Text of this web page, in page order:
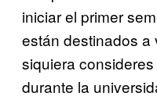
iniciar el primer
están destinados a
siquiera
durante la